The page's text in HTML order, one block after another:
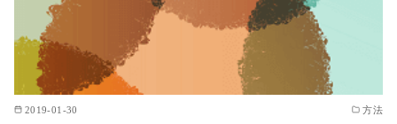
2019-01-30 方法